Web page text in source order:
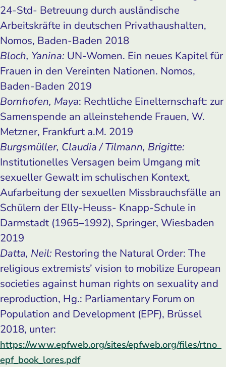
24-Std- Betreuung durch ausländische
Arbeitskräfte in deutschen Privathaushalten,
Nomos, Baden-Baden 2018
Bloch, Yanina: UN-Women. Ein neues Kapitel für
Frauen in den Vereinten Nationen. Nomos,
Baden-Baden 2019
Bornhofen, Maya: Rechtliche Einelternschaft: zur
Samenspende an alleinstehende Frauen, W.
Metzner, Frankfurt a.M. 2019
Burgsmüller, Claudia / Tilmann, Brigitte:
Institutionelles Versagen beim Umgang mit
sexueller Gewalt im schulischen Kontext,
Aufarbeitung der sexuellen Missbrauchsfälle an
Schülern der Elly-Heuss- Knapp-Schule in
Darmstadt (1965–1992), Springer, Wiesbaden
2019
Datta, Neil: Restoring the Natural Order: The
religious extremists’ vision to mobilize European
societies against human rights on sexuality and
reproduction, Hg.: Parliamentary Forum on
Population and Development (EPF), Brüssel
2018, unter:
https://www.epfweb.org/sites/epfweb.org/files/rtno_
epf_book_lores.pdf